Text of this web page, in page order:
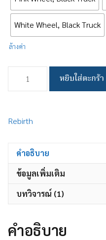
White Wheel, Black Truck
ล้างค่า
ชิ้น
หยิบใส่ตะกร้า
Rebirth
คำอธิบาย
ข้อมูลเพิ่มเติม
บทวิจารณ์ (1)
คำอธิบาย